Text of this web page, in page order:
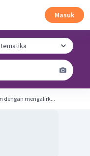
Masuk
dengan mengalirk...